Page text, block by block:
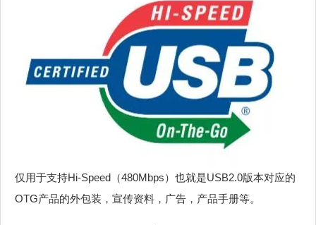
仅用于支持Hi-Speed（480Mbps）也就是USB2.0版本对应的
OTG产品的外包装，宣传资料，广告，产品手册等。